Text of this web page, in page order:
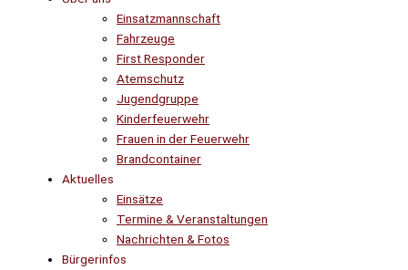
Einsatzmannschaft
Fahrzeuge
First Responder
Atemschutz
Jugendgruppe
Kinderfeuerwehr
Frauen in der Feuerwehr
Brandcontainer
Aktuelles
Einsätze
Termine & Veranstaltungen
Nachrichten & Fotos
Bürgerinfos